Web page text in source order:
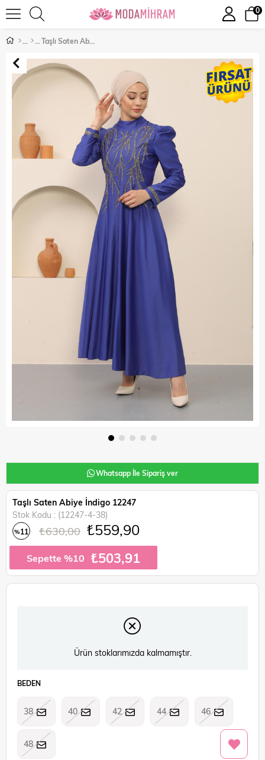
0
Taşlı Saten Abiye İndigo 12247
Whatsapp İle Sipariş ver
Taşlı Saten Abiye İndigo 12247
Stok Kodu
(12247-4-38)
%11 ₺630,00 ₺559,90
Sepette %10 ₺503,91
Ürün stoklarımızda kalmamıştır.
BEDEN
38 40 42 44 46
48